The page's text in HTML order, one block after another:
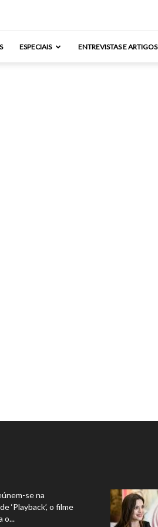
ESPECIAIS ENTREVISTAS E ARTIGOS
se na
‘Playback’, o filme
o...